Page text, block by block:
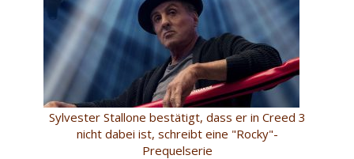
Sylvester Stallone bestätigt, dass er in Creed 3
nicht dabei ist, schreibt eine "Rocky"-
Prequelserie